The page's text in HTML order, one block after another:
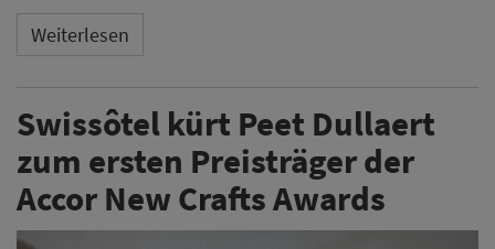
Weiterlesen
Swissôtel kürt Peet Dullaert
zum ersten Preisträger der
Accor New Crafts Awards